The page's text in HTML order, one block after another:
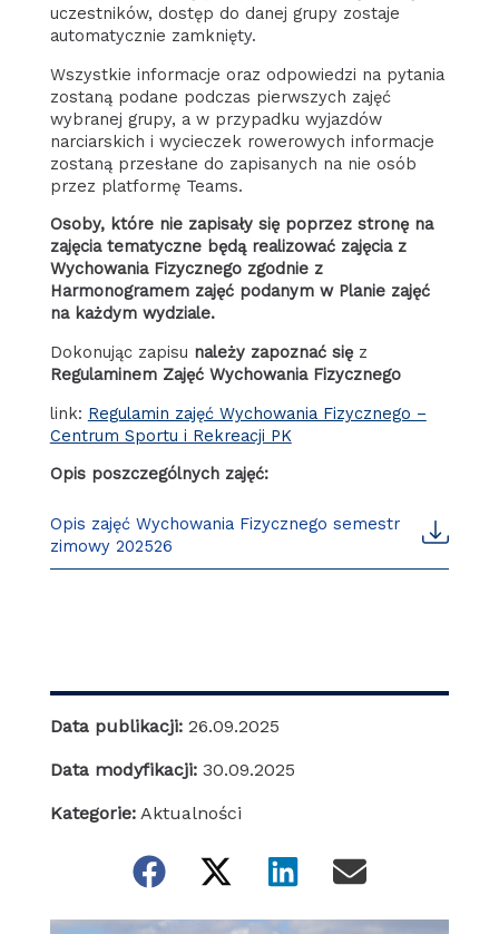
uczestników, dostęp do danej grupy zostaje
automatycznie zamknięty.
Wszystkie informacje oraz odpowiedzi na pytania
zostaną podane podczas pierwszych zajęć
wybranej grupy, a w przypadku wyjazdów
narciarskich i wycieczek rowerowych informacje
zostaną przesłane do zapisanych na nie osób
przez platformę Teams.
Osoby, które nie zapisały się poprzez stronę na
zajęcia tematyczne będą realizować zajęcia z
Wychowania Fizycznego zgodnie z
Harmonogramem zajęć podanym w Planie zajęć
na każdym wydziale.
Dokonując zapisu należy zapoznać sięz
Regulaminem Zajęć Wychowania Fizycznego
link: Regulamin zajęć Wychowania Fizycznego –
Centrum Sportu i Rekreacji PK
Opis poszczególnych zajęć:
Opis zajęć Wychowania Fizycznego semestr
zimowy 202526
Data publikacji: 26.09.2025
Data modyfikacji: 30.09.2025
Kategorie: Aktualności